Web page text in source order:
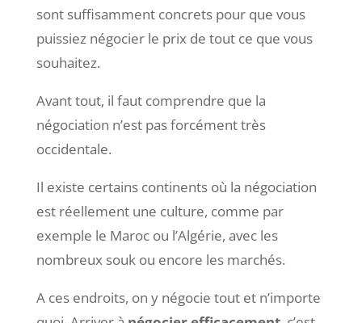
sont suffisamment concrets pour que vous
puissiez négocier le prix de tout ce que vous
souhaitez.
Avant tout, il faut comprendre que la
négociation n’est pas forcément très
occidentale.
Il existe certains continents où la négociation
est réellement une culture, comme par
exemple le Maroc ou l’Algérie, avec les
nombreux souk ou encore les marchés.
A ces endroits, on y négocie tout et n’importe